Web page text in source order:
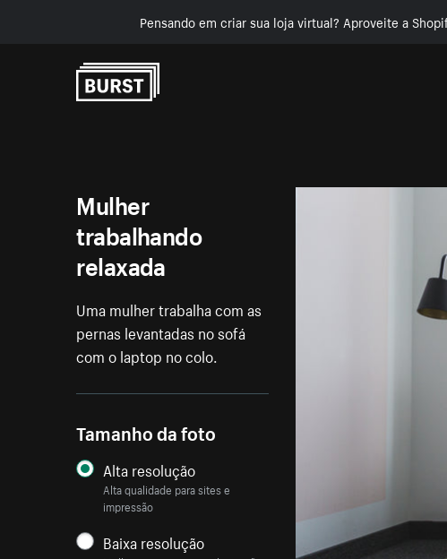
Pensando em criar sua loja virtual? Aproveite a
Mulher
trabalhando
relaxada
Uma mulher trabalha com as
pernas levantadas no sofá
com o laptop no colo.
Tamanho da foto
Alta resolução
Alta qualidade para sites e
impressão
Baixa resolução